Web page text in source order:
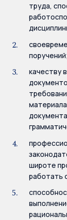
труда,
поручений;
качеству
широте
работать